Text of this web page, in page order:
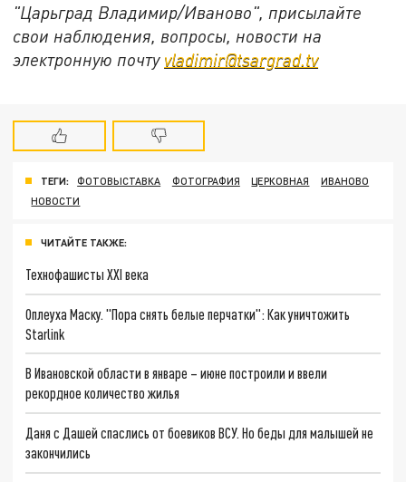
"Царьград Владимир/Иваново", присылайте
свои наблюдения, вопросы, новости на
электронную почту vladimir@tsargrad.tv
ТЕГИ: ФОТОВЫСТАВКА ФОТОГРАФИЯ ЦЕРКОВНАЯ
ИВАНОВО
НОВОСТИ
ЧИТАЙТЕ ТАКЖЕ:
Технофашисты XXI века
Оплеуха Маску. "Пора снять белые перчатки": Как уничтожить
Starlink
В Ивановской области в январе – июне построили и ввели
рекордное количество жилья
Даня с Дашей спаслись от боевиков ВСУ. Но беды для малышей не
закончились